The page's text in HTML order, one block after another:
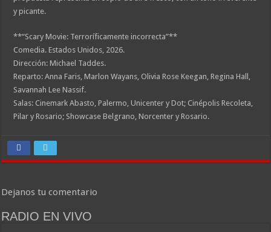
y picante.
**“Scary Movie: Terroríficamente incorrecta”**
Comedia. Estados Unidos, 2026.
Dirección: Michael Taddes.
Reparto: Anna Faris, Marlon Wayans, Olivia Rose Keegan, Regina Hall,
Savannah Lee Nassif.
Salas: Cinemark Abasto, Palermo, Unicenter y Dot; Cinépolis Recoleta,
Pilar y Rosario; Showcase Belgrano, Norcenter y Rosario.
Dejanos tu comentario
RADIO EN VIVO